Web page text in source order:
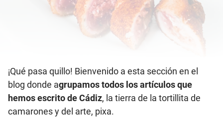
¡Qué pasa quillo! Bienvenido a esta sección en el
blog donde agrupamos todos los artículos que
hemos escrito de Cádiz, la tierra de la tortillita de
camarones y del arte, pixa.